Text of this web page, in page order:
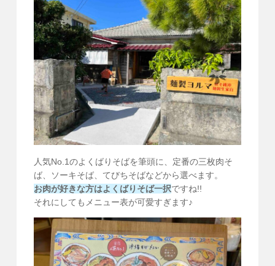
人気No.1のよくばりそばを筆頭に、定番の三枚肉そ
ば、ソーキそば、てびちそばなどから選べます。
お肉が好きな方はよくばりそば一択ですね!!
それにしてもメニュー表が可愛すぎます♪